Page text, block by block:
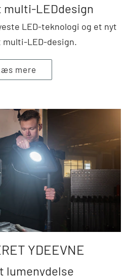
LEDdesign
LED-teknologi og et nyt
LED-design.
mere
YDEEVNE
lumenydelse